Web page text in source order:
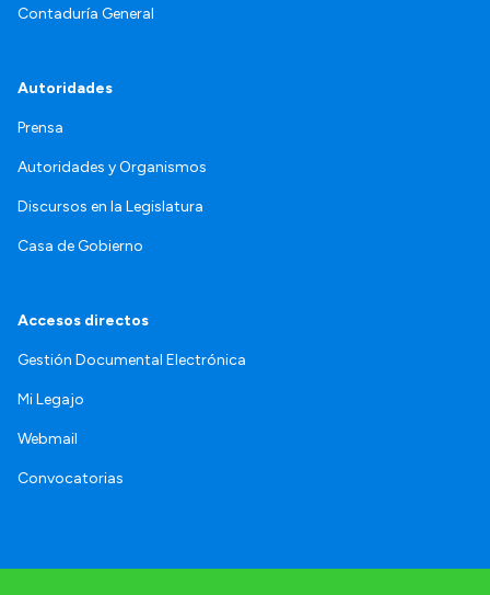
Contaduría General
Autoridades
Prensa
Autoridades y Organismos
Discursos en la Legislatura
Casa de Gobierno
Accesos directos
Gestión Documental Electrónica
Mi Legajo
Webmail
Convocatorias